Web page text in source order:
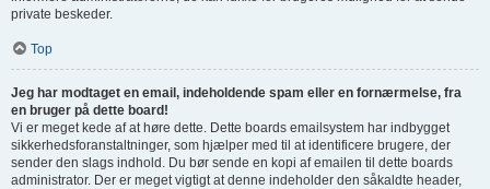
private beskeder.
Top
Jeg har modtaget en email, indeholdende spam eller en fornærmelse, fra
en bruger på dette board!
Vi er meget kede af at høre dette. Dette boards emailsystem har indbygget
sikkerhedsforanstaltninger, som hjælper med til at identificere brugere, der
sender den slags indhold. Du bør sende en kopi af emailen til dette boards
administrator. Der er meget vigtigt at denne indeholder den såkaldte header,